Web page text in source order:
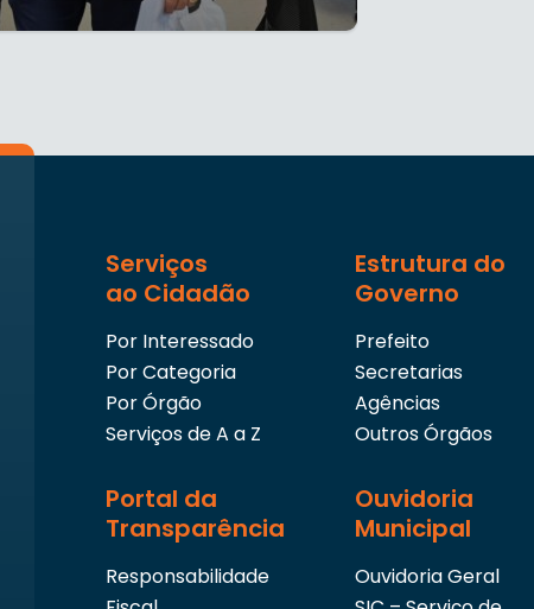
Serviços
ao Cidadão
Por Interessado
Por Categoria
Por Órgão
Serviços de A a Z
Estrutura do
Governo
Prefeito
Secretarias
Agências
Outros Órgãos
Portal da
Transparência
Responsabilidade
Ouvidoria
Municipal
Ouvidoria Geral